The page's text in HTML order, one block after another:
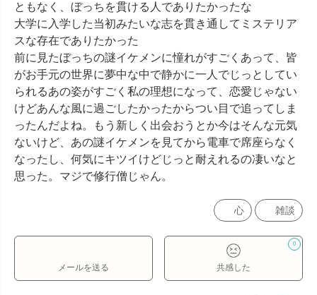
ともなく、ぼっちを貫ける人でありたかったな
大学に入学した当初みたいな志を貫き通してミステリア
スな存在でありたかった
前に見たぼっちの謎イケメンに憧れがすごくあって、皆
がお手元の世界に夢中な中で静かに一人でじっとしてい
られるあの姿がすごく私の理想になって、恋愛じゃない
けどあんな風に過ごしたかったからつい目で追ってしま
ったんだよね。もう新しく出会おうとか今はそんな元気
ないけど、あの謎イケメンを見てから電車で席座らなく
なったし、何気にキツイけどじっと耐えれるの凄いなと
思った。マジで修行僧じゃん。
心 雑談
メールを送る
0
共感した